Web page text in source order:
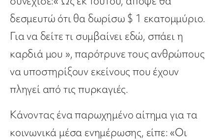
δεσμευτώ ότι θα δωρίσω $ 1 εκατομμύριο.
Για να δείτε τι συμβαίνει εδώ, σπάει η
καρδιά μου », παρότρυνε τους ανθρώπους
να υποστηρίξουν εκείνους που έχουν
πληγεί από τις πυρκαγιές.
Κάνοντας ένα παρωχημένο αίτημα για τα
κοινωνικά μέσα ενημέρωσης, είπε: «Οι